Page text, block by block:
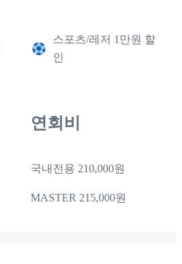
스포츠/레저 1만원 할
인
연회비
국내전용 210,000원
MASTER 215,000원